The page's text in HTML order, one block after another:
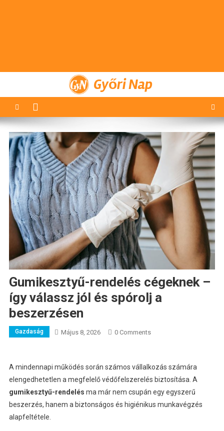
Győri Nap
Gumikesztyű-rendelés cégeknek –
így válassz jól és spórolj a
beszerzésen
Gazdaság Május 8, 2026 0 Comments
A mindennapi működés során számos vállalkozás számára
elengedhetetlen a megfelelő védőfelszerelés biztosítása. A
gumikesztyű-rendel és ma már nem csupán egy egyszerű
beszerzés, hanem a biztonságos és higiénikus munkavégzés
alapfeltétele.